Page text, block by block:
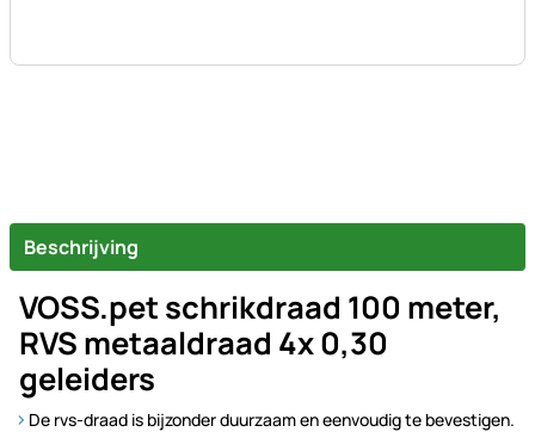
Beschrijving
VOSS.pet schrikdraad 100 meter,
RVS metaaldraad 4x 0,30
geleiders
De rvs-draad is bijzonder duurzaam en eenvoudig te bevestigen.